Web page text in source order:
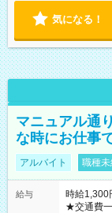
気になる！
マニュアル通
な時にお仕事
アルバイト 職種
給与
時給1,300
★交通費一部支給 時給1,300円～ ※